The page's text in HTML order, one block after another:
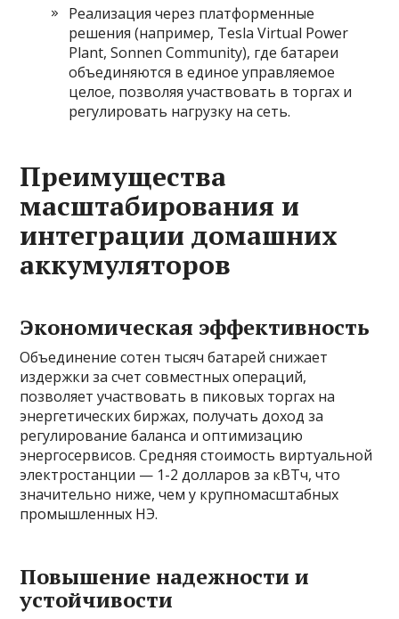
Реализация через платформенные
решения (например, Tesla Virtual Power
Plant, Sonnen Community), где батареи
объединяются в единое управляемое
целое, позволяя участвовать в торгах и
регулировать нагрузку на сеть.
Преимущества
масштабирования и
интеграции домашних
аккумуляторов
Экономическая эффективность
Объединение сотен тысяч батарей снижает
издержки за счет совместных операций,
позволяет участвовать в пиковых торгах на
энергетических биржах, получать доход за
регулирование баланса и оптимизацию
энергосервисов. Средняя стоимость виртуальной
электростанции — 1-2 долларов за кВТч, что
значительно ниже, чем у крупномасштабных
промышленных НЭ.
Повышение надежности и
устойчивости